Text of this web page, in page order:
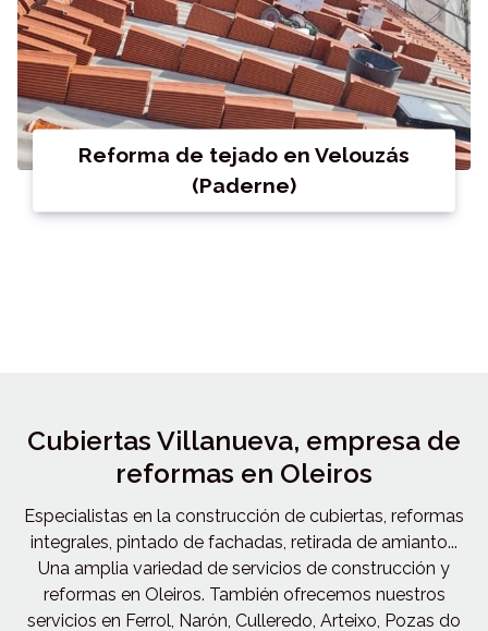
Reforma de tejado en Velouzás
(Paderne)
Cubiertas Villanueva, empresa de
reformas en Oleiros
Especialistas en la construcción de cubiertas, reformas
integrales, pintado de fachadas, retirada de amianto...
Una amplia variedad de servicios de construcción y
reformas en Oleiros. También ofrecemos nuestros
servicios en Ferrol, Narón, Culleredo, Arteixo, Pozas do